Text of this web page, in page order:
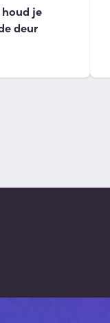
je
deur